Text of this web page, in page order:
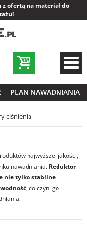
ofertą na materiał do
PLAN NAWADNIANIA
ciśnienia
najwyższej jakości,
nawadniania. Reduktor
nie tylko stabilne
, co czyni go